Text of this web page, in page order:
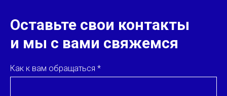
Оставьте свои контакты
и мы с вами свяжемся
Как к вам обращаться *